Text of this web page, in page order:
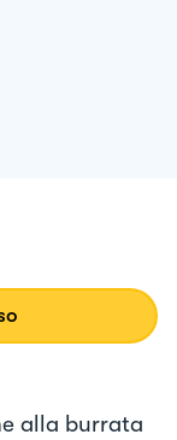
alla burrata